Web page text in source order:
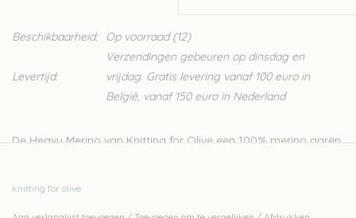
Beschikbaarheid: Op voorraad(12)
Levertijd:
Verzendingen gebeuren op dinsdag en
vrijdag. Gratis levering vanaf 100 euro in
België, vanaf 150 euro in Nederland
De Heavy Merino van Knitting for Olive een 100% merino garen.
knitting for olive